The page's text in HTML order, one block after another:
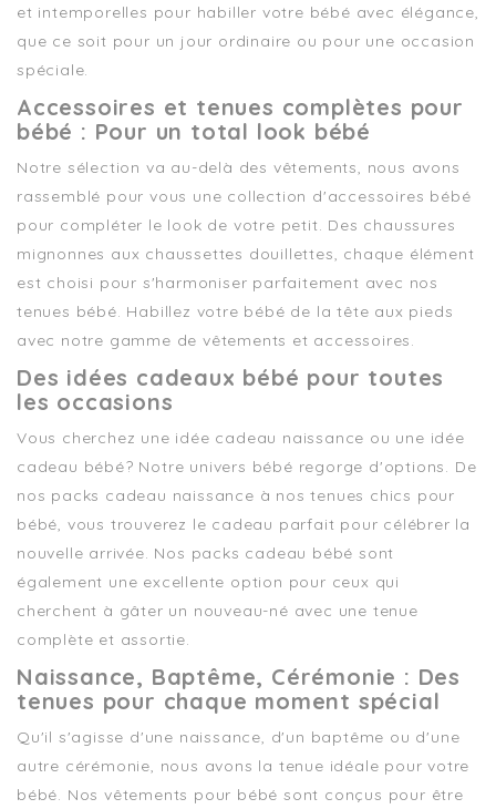
et intemporelles pour habiller votre bébé avec élégance,
que ce soit pour un jour ordinaire ou pour une occasion
spéciale.
Accessoires et tenues complètes pour
bébé : Pour un total look bébé
Notre sélection va au-delà des vêtements, nous avons
rassemblé pour vous une collection d'accessoires bébé
pour compléter le look de votre petit. Des chaussures
mignonnes aux chaussettes douillettes, chaque élément
est choisi pour s'harmoniser parfaitement avec nos
tenues bébé. Habillez votre bébé de la tête aux pieds
avec notre gamme de vêtements et accessoires.
Des idées cadeaux bébé pour toutes
les occasions
Vous cherchez une idée cadeau naissance ou une idée
cadeau bébé? Notre univers bébé regorge d'options. De
nos packs cadeau naissance à nos tenues chics pour
bébé, vous trouverez le cadeau parfait pour célébrer la
nouvelle arrivée. Nos packs cadeau bébé sont
également une excellente option pour ceux qui
cherchent à gâter un nouveau-né avec une tenue
complète et assortie.
Naissance, Baptême, Cérémonie : Des
tenues pour chaque moment spécial
Qu'il s'agisse d'une naissance, d'un baptême ou d'une
autre cérémonie, nous avons la tenue idéale pour votre
bébé. Nos vêtements pour bébé sont conçus pour être